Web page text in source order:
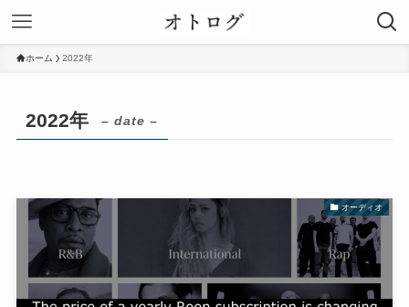
ホーム 2022年
2022年 – date –
オーディオ